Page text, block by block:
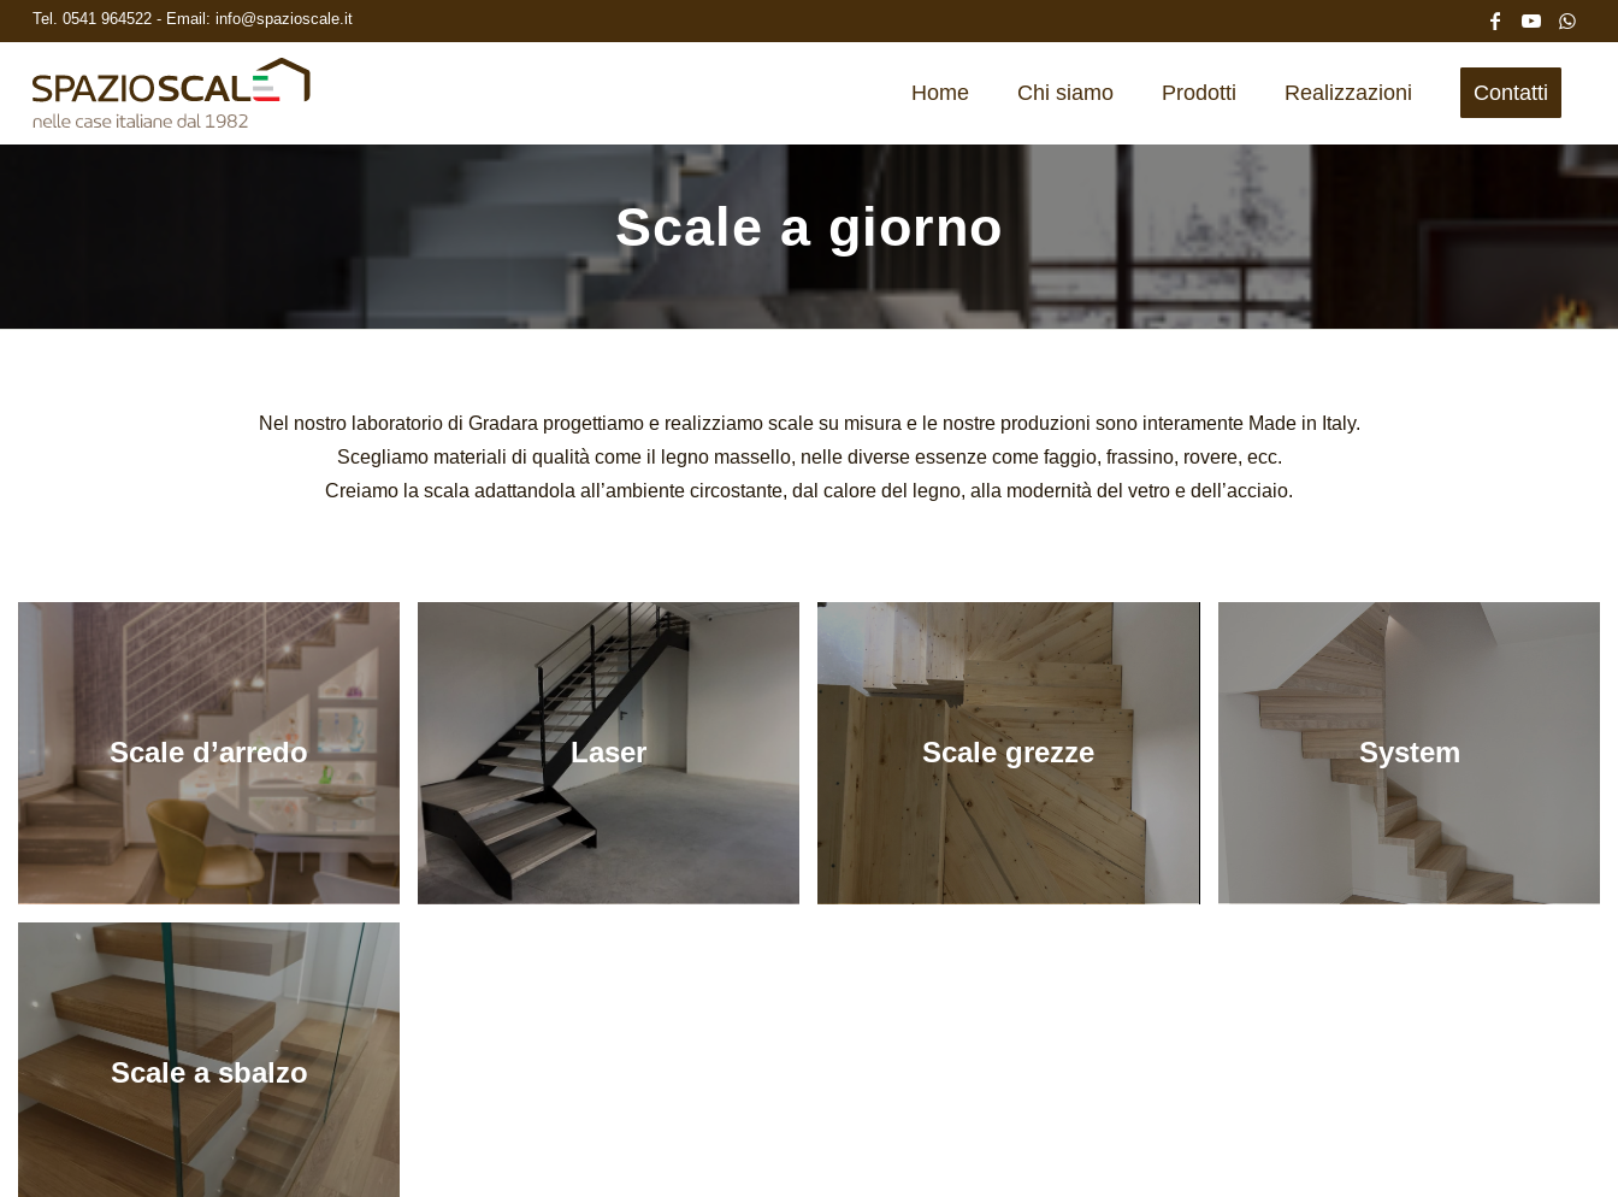
Tel. 0541 964522 - Email: info@spazioscale.it
Home Chi siamo Prodotti Realizzazioni Contatti
Scale a giorno
Nel nostro laboratorio di Gradara progettiamo e realizziamo scale su misura e le nostre produzioni sono interamente Made in Italy.
Scegliamo materiali di qualità come il legno massello, nelle diverse essenze come faggio, frassino, rovere, ecc.
Creiamo la scala adattandola all’ambiente circostante, dal calore del legno, alla modernità del vetro e dell’acciaio.
Scale d’arredo Laser Scale grezze System
Scale a sbalzo